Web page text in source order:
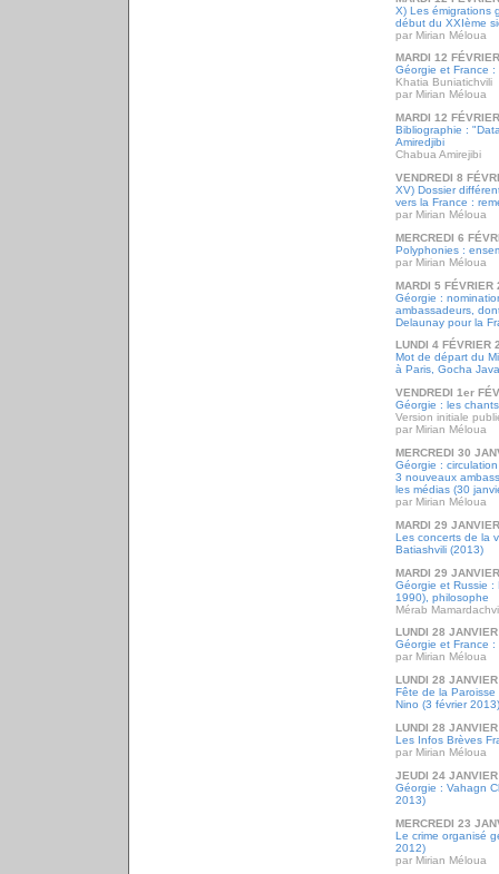
X) Les émigrations
début du XXIème
par Mirian Méloua
MARDI 12
Géorgie et France
Khatia Buniatichvili
par Mirian Méloua
MARDI 12
Bibliographie :
Amiredjibi
Chabua Amirejibi
VENDREDI 8
XV) Dossier
vers la France :
par Mirian Méloua
MERCREDI 6
Polyphonies :
par Mirian Méloua
MARDI 5 FÉVRIER
Géorgie :
ambassadeurs,
Delaunay pour la
LUNDI 4 FÉVRIER
Mot de départ du
à Paris, Gocha
VENDREDI 1er
Géorgie : les
Version initiale
par Mirian Méloua
MERCREDI 30
Géorgie :
3 nouveaux
les médias (30
par Mirian Méloua
MARDI 29
Les concerts de la
Batiashvili (2013)
MARDI 29
Géorgie et Russie :
1990), philosophe
Mérab
LUNDI 28
Géorgie et France :
par Mirian Méloua
LUNDI 28
Fête de la
Nino (3 février 2013)
LUNDI 28
Les Infos Brèves
par Mirian Méloua
JEUDI 24
Géorgie : Vahagn
2013)
MERCREDI 23
Le crime organisé
2012)
par Mirian Méloua